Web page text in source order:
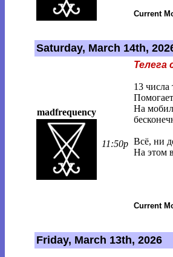
Current
Saturday, March 14th,
madfrequency
11:50p
Телега
13 числа
На
Всё, ни
На этом
Current
Friday, March 13th, 2026